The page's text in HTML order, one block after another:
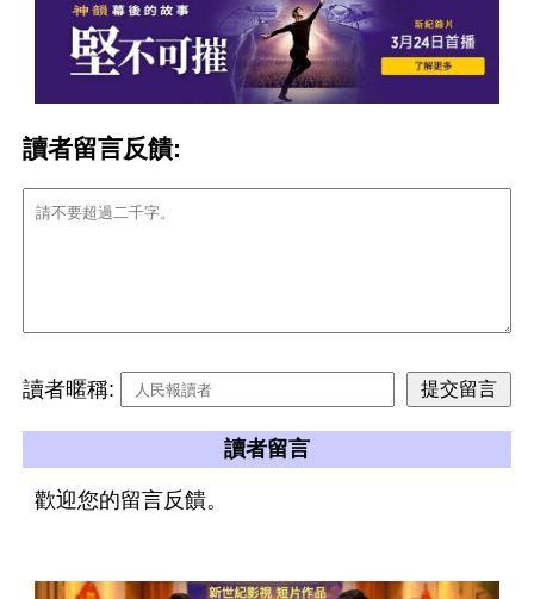
讀者留言反饋:
讀者暱稱:
讀者留言
歡迎您的留言反饋。